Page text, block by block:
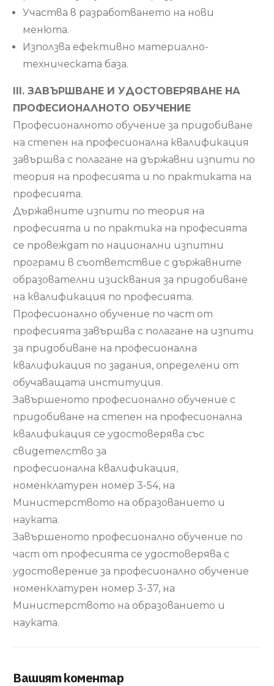
Участва в разработването на нови
менюта.
Използва ефективно материално-
техническата база.
ІII. ЗАВЪРШВАНЕ И УДОСТОВЕРЯВАНЕ НА
ПРОФЕСИОНАЛНОТО ОБУЧЕНИЕ
Професионалното обучение за придобиване
на степен на професионална квалификация
завършва с полагане на държавни изпити по
теория на професията и по практиката на
професията.
Държавните изпити по теория на
професията и по практика на професията
се провеждат по национални изпитни
програми в съответствие с държавните
образователни изисквания за придобиване
на квалификация по професията.
Професионално обучение по част от
професията завършва с полагане на изпити
за придобиване на професионална
квалификация по задания, определени от
обучаващата институция.
Завършеното професионално обучение с
придобиване на степен на професионална
квалификация се удостоверява със
свидетелство за
професионална квалификация,
номенклатурен номер 3-54, на
Министерството на образованието и
науката.
Завършеното професионално обучение по
част от професията се удостоверява с
удостоверение за професионално обучение
номенклатурен номер 3-37, на
Министерството на образованието и
науката.
Вашият коментар